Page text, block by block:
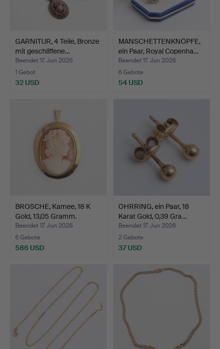
GARNITUR, 4 Teile, Bronze
mit geschliffene…
Beendet 17. Jun 2026
1 Gebot
32 USD
MANSCHETTENKNÖPFE,
ein Paar, Royal Copenha…
Beendet 17. Jun 2026
6 Gebote
54 USD
BROSCHE, Kamee, 18 K
Gold, 13,05 Gramm.
Beendet 17. Jun 2026
6 Gebote
586 USD
OHRRING, ein Paar, 18
Karat Gold, 0,39 Gra…
Beendet 17. Jun 2026
2 Gebote
37 USD